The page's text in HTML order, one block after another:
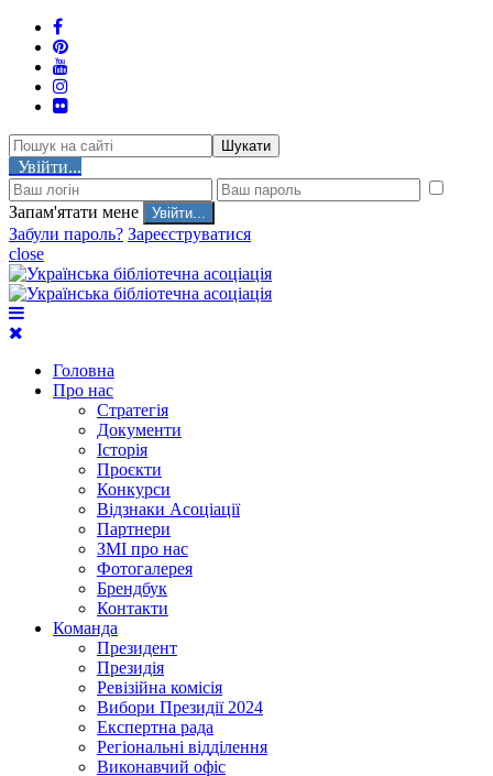
Шукати
Увійти...
Запам'ятати мене
Забули пароль? Зареєструватися
close
Головна
Про нас
Стратегія
Документи
Історія
Проєкти
Конкурси
Відзнаки Асоціації
Партнери
ЗМІ про нас
Фотогалерея
Брендбук
Контакти
Команда
Президент
Президія
Ревізійна комісія
Вибори Президії 2024
Експертна рада
Регіональні відділення
Виконавчий офіс